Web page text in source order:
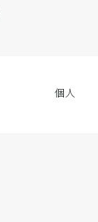
個人